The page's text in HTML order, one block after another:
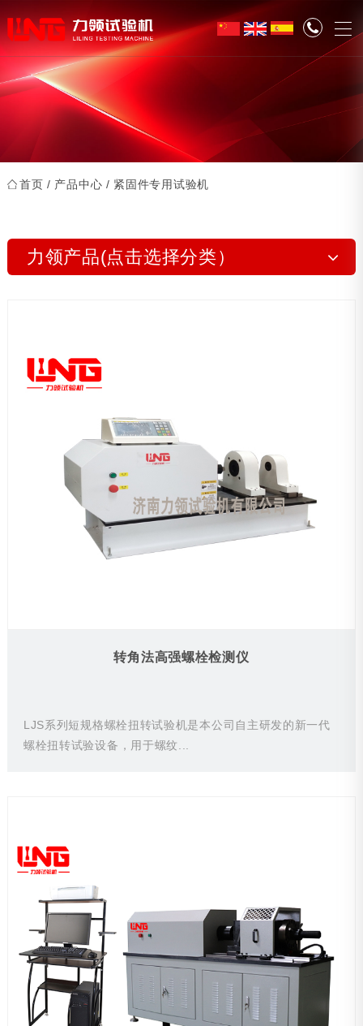
首页 / 产品中心 / 紧固件专用试验机
力领产品(点击选择分类）
紧固件专用试验机
静态力学性能试验机
原位拉力试验机
非标定制大小型力学设备
金相制样分析设备
实验室整体设计规划解决方案
转角法高强螺栓检测仪
LJS系列短规格螺栓扭转试验机是本公司自主研发的新一代
螺栓扭转试验设备，用于螺纹...